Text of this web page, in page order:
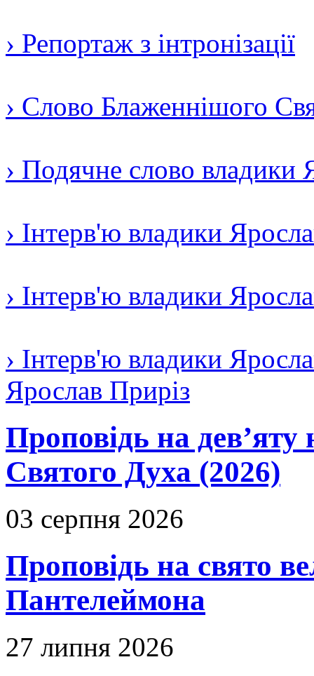
› Репортаж з інтронізації
› Слово Блаженнішого
› Подячне слово владики
› Інтерв'ю владики
› Інтерв'ю владики
› Інтерв'ю владики
Ярослав Приріз
Проповідь на дев’яту
Святого Духа (2026)
03 серпня 2026
Проповідь на свято
Пантелеймона
27 липня 2026